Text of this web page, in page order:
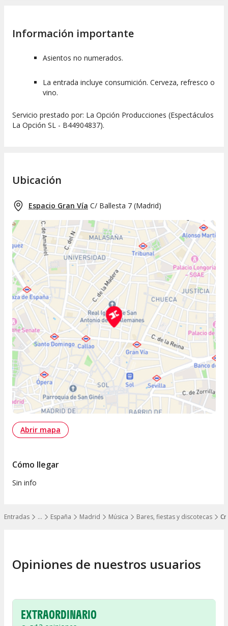
…
Mostrar todos los niveles
Entradas España Madrid Música Bares, fiestas y discotecas
Información importante
Asientos no numerados.
La entrada incluye consumición. Cerveza, refresco o
vino.
Servicio prestado por: La Opción Producciones (Espectáculos
La Opción SL - B44904837).
Ubicación
Espacio Gran Vía C/ Ballesta 7 (Madrid)
Abrir mapa
Cómo llegar
Sin info
Opiniones de nuestros usuarios
EXTRAORDINARIO